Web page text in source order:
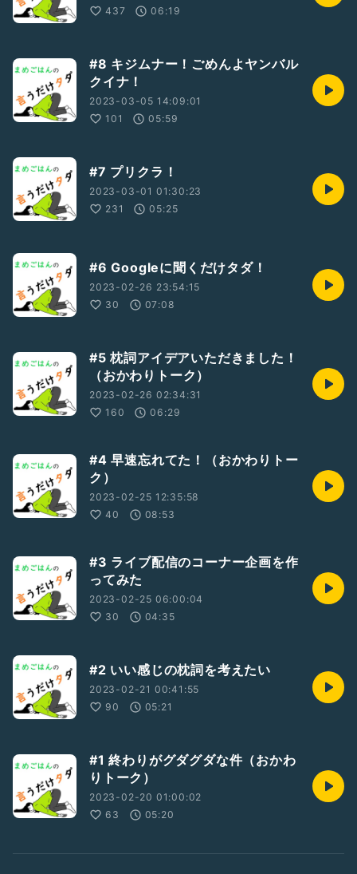
437
06:19
#8 キジムナー！ごめんよヤンバル
クイナ！
2023-03-05 14:09:01
101
05:59
#7 プリクラ！
2023-03-01 01:30:23
231
05:25
#6 Googleに聞くだけタダ！
2023-02-26 23:54:15
30
07:08
#5 枕詞アイデアいただきました！
（おかわりトーク）
2023-02-26 02:34:31
160
06:29
#4 早速忘れてた！（おかわりトー
ク）
2023-02-25 12:35:58
40
08:53
#3 ライブ配信のコーナー企画を作
ってみた
2023-02-25 06:00:04
30
04:35
#2 いい感じの枕詞を考えたい
2023-02-21 00:41:55
90
05:21
#1 終わりがグダグダな件（おかわ
りトーク）
2023-02-20 01:00:02
63
05:20